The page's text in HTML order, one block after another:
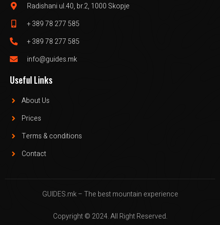
Radishani ul.40, br.2, 1000 Skopje
+ 389 78 277 585
+ 389 78 277 585
info@guides.mk
Useful Links
About Us
Prices
Terms & conditions
Contact
GUIDES.mk – The best mountain experience
Copyright © 2024. All Right Reserved.